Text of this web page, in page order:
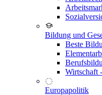
Bildung und
Beste
Wirtschaft
Europapolitik